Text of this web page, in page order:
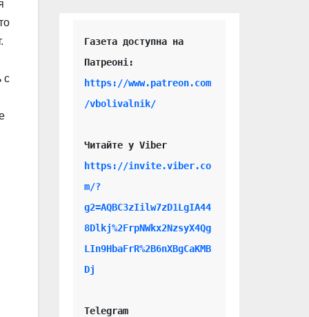
с
Газета доступна на
https://www.patreon.com
/vbolivalnik/
Читайте у Viber
https://invite.viber.co
m/?
g2=AQBC3zIilw7zD1LgIA44
8Dlkj%2FrpNWkx2NzsyX4Qg
LIn9HbaFrR%2B6nXBgCaKMB
Dj
Telegram